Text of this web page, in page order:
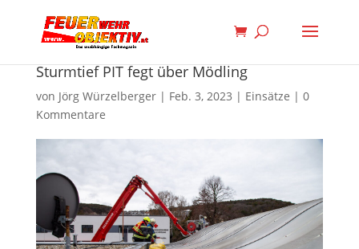
Sturmtief PIT fegt über Mödling
von Jörg Würzelberger| Feb. 3, 2023 | Einsätze | 0
Kommentare